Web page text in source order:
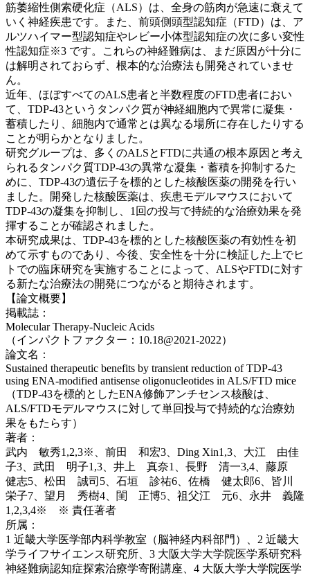
筋萎縮性側索硬化症（ALS）は、全身の筋肉が急速に衰えて
いく神経疾患です。また、前頭側頭型認知症（FTD）は、ア
ルツハイマー型認知症やレビー小体型認知症の次に多い変性
性認知症※3 です。これらの神経難病は、まだ原因が十分に
は解明されておらず、根本的な治療法も開発されていませ
ん。
近年、ほぼすべてのALS患者と半数程度のFTD患者におい
て、TDP-43というタンパク質が神経細胞内で異常に凝集・
蓄積したり、細胞内で通常とは異なる場所に存在したりする
ことが明らかとなりました。
研究グループは、多くのALSとFTDに共通の根本原因と考え
られるタンパク質TDP-43の異常な凝集・蓄積を抑制するた
めに、TDP-43の遺伝子を標的とした核酸医薬の開発を行い
ました。開発した核酸医薬は、疾患モデルマウスにおいて
TDP-43の凝集を抑制し、1回の投与で持続的な治療効果を発
揮することが確認されました。
本研究成果は、TDP-43を標的とした核酸医薬の有効性を初
めて示すものであり、今後、安全性を十分に検証した上でヒ
トでの臨床研究を実施することによって、ALSやFTDに対す
る新たな治療法の開発につながると期待されます。
【論文概要】
掲載誌：
Molecular Therapy-Nucleic Acids
（インパクトファクター：10.18@2021-2022）
論文名：
Sustained therapeutic benefits by transient reduction of TDP-43
using ENA-modified antisense oligonucleotides in ALS/FTD mice
（TDP-43を標的としたENA修飾アンチセンス核酸は、
ALS/FTDモデルマウスに対して単回投与で持続的な治療効
果をもたらす）
著者：
武内 敏秀1,2,3※、前田 和宏3、Ding Xin1,3、大江 由佳
子3、武田 明子1,3、井上 真奈1、長野 清一3,4、藤原
健志5、松田 誠司5、石垣 診祐6、佐橋 健太郎6、皆川
栄子7、望月 秀樹4、閨 正博5、祖父江 元6、永井 義隆
1,2,3,4※ ※ 責任著者
所属：
1 近畿大学医学部内科学教室（脳神経内科部門）、2 近畿大
学ライフサイエンス研究所、3 大阪大学大学院医学系研究科
神経難病認知症探索治療学寄附講座、4 大阪大学大学院医学